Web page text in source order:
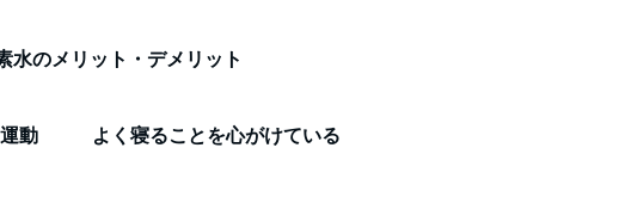
水のメリット・デメリット
動 よく寝ることを心がけている